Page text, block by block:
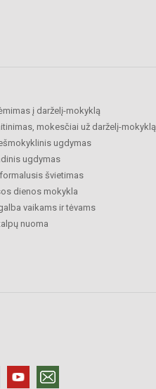
į darželį-mokyklą
mokesčiai už darželį-mokyklą
ugdymas
ugdymas
švietimas
dienos mokykla
vaikams ir tėvams
nuoma